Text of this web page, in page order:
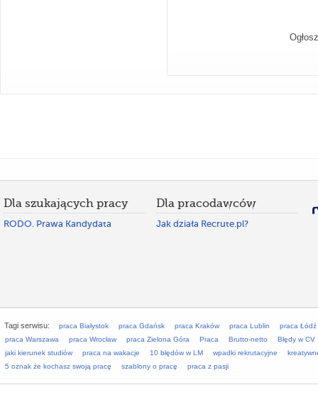
Dla szukających pracy
RODO. Prawa Kandydata
Dla pracodawców
Jak działa Recrute.pl?
Tagi serwisu: praca Białystok praca Gdańsk praca Kraków praca Lublin
praca Łódź
praca Warszawa
praca Wrocław praca Zielona Góra Praca Brutto-netto
Błędy w CV
jaki kierunek studiów
praca na wakacje 10 błędów w LM wpadki rekrutacyjne
5 oznak że kochasz swoją pracę
szablony o pracę praca z pasji